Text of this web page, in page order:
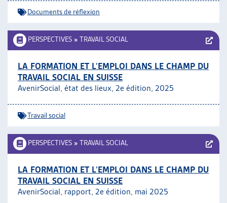
Documents de réflexion
PERSPECTIVES » TRAVAIL SOCIAL
LA FORMATION ET L’EMPLOI DANS LE CHAMP DU
TRAVAIL SOCIAL EN SUISSE
AvenirSocial, état des lieux, 2e édition, 2025
Travail social
PERSPECTIVES » TRAVAIL SOCIAL
LA FORMATION ET L’EMPLOI DANS LE CHAMP DU
TRAVAIL SOCIAL EN SUISSE
AvenirSocial, rapport, 2e édition, mai 2025